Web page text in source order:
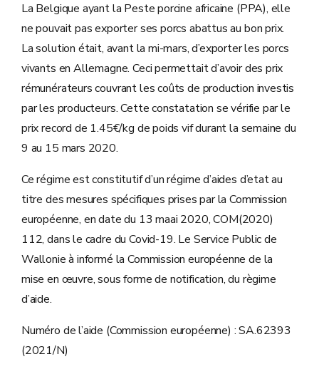
La Belgique ayant la Peste porcine africaine (PPA), elle
ne pouvait pas exporter ses porcs abattus au bon prix.
La solution était, avant la mi-mars, d’exporter les porcs
vivants en Allemagne. Ceci permettait d’avoir des prix
rémunérateurs couvrant les coûts de production investis
par les producteurs. Cette constatation se vérifie par le
prix record de 1.45€/kg de poids vif durant la semaine du
9 au 15 mars 2020.
Ce régime est constitutif d’un régime d’aides d’etat au
titre des mesures spécifiques prises par la Commission
européenne, en date du 13 maai 2020, COM(2020)
112, dans le cadre du Covid-19. Le Service Public de
Wallonie à informé la Commission européenne de la
mise en œuvre, sous forme de notification, du règime
d’aide.
Numéro de l’aide (Commission européenne) : SA.62393
(2021/N)